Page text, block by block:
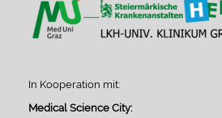
In Kooperation mit:
Medical Science City: